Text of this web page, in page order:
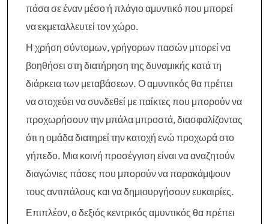
πάσα σε έναν μέσο ή πλάγιο αμυντικό που μπορεί
να εκμεταλλευτεί τον χώρο.
Η χρήση σύντομων, γρήγορων πασών μπορεί να
βοηθήσει στη διατήρηση της δυναμικής κατά τη
διάρκεια των μεταβάσεων. Ο αμυντικός θα πρέπει
να στοχεύει να συνδεθεί με παίκτες που μπορούν να
προχωρήσουν την μπάλα μπροστά, διασφαλίζοντας
ότι η ομάδα διατηρεί την κατοχή ενώ προχωρά στο
γήπεδο. Μια κοινή προσέγγιση είναι να αναζητούν
διαγώνιες πάσες που μπορούν να παρακάμψουν
τους αντιπάλους και να δημιουργήσουν ευκαιρίες.
Επιπλέον, ο δεξιός κεντρικός αμυντικός θα πρέπει